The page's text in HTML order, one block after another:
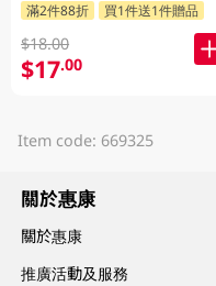
滿2件88折 買1件送1件贈品
$18.00
$17.00
Item code: 669325
關於惠康
關於惠康
推廣活動及服務